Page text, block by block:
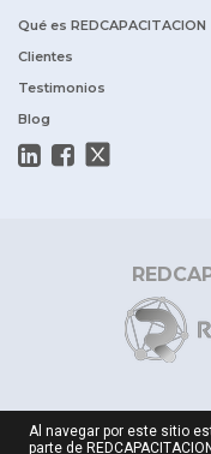
Qué es REDCAPACITACION
Clientes
Testimonios
Blog
Al navegar por este sitio
parte de REDCAPACITACION